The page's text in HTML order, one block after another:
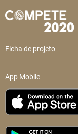
Ficha de projeto
App Mobile